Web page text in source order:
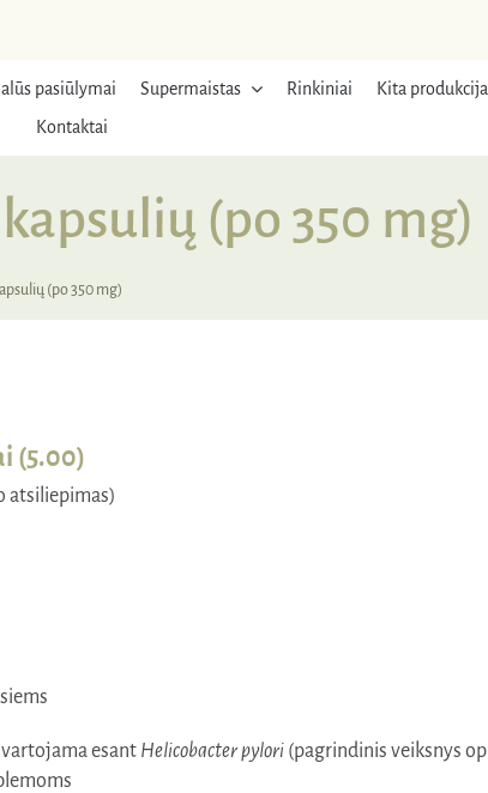
pasiūlymai Supermaistas Rinkiniai Kita produkcija
Kontaktai
(po 350 mg)
(po 350 mg)
(5.00)
atsiliepimas)
esant Helicobacter pylori (pagrindinis veiksnys